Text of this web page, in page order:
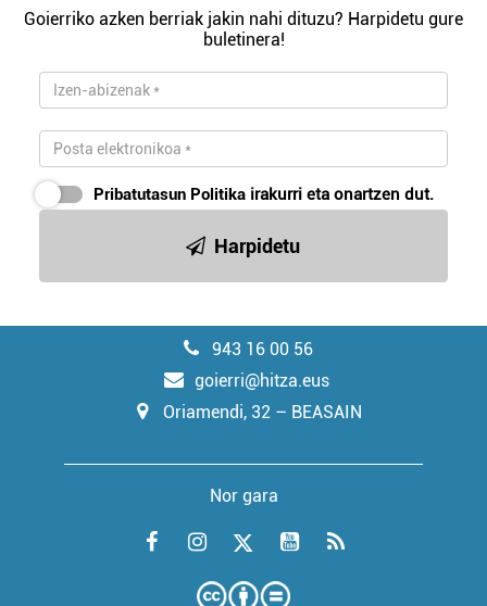
Goierriko azken berriak jakin nahi dituzu? Harpidetu gure
buletinera!
Pribatutasun Politika irakurri eta onartzen dut.
Harpidetu
943 16 00 56
goierri@hitza.eus
Oriamendi, 32 – BEASAIN
Nor gara